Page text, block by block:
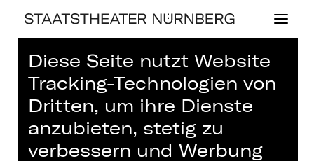
Home> Haus> Künstler*innen> Jörg
Wockenfuß
Diese Seite nutzt Website
Tracking-Technologien von
Dritten, um ihre Dienste
anzubieten, stetig zu
verbessern und Werbung